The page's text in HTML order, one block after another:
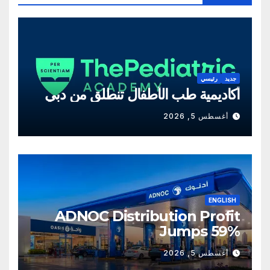
جديد رئيسي
أكاديمية طب الأطفال تنطلق من دبي
أغسطس 5, 2026
ENGLISH
ADNOC Distribution Profit
Jumps 59%
أغسطس 5, 2026